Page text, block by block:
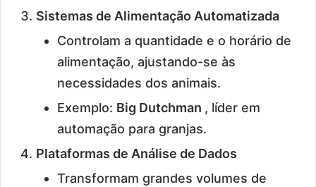
Sistemas de Alimentação Automatizada
Controlam a quantidade e o horário de
alimentação, ajustando-se às
necessidades dos animais.
Exemplo: Big Dutchman , líder em
automação para granjas.
Plataformas de Análise de Dados
Transformam grandes volumes de